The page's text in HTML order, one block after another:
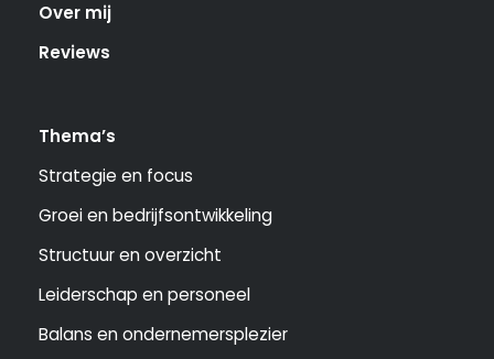
Over mij
Reviews
Thema’s
Strategie en focus
Groei en bedrijfsontwikkeling
Structuur en overzicht
Leiderschap en personeel
Balans en ondernemersplezier